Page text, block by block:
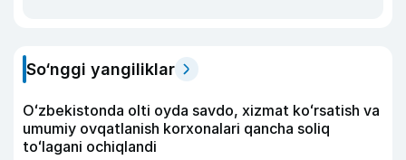
So‘nggi yangiliklar
Oʻzbekistonda olti oyda savdo, xizmat koʻrsatish va
umumiy ovqatlanish korxonalari qancha soliq
toʻlagani ochiqlandi